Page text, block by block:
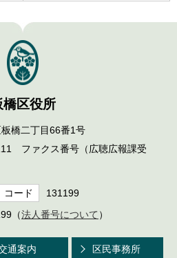
橋区役所
橋二丁目66番1号
ファクス番号（広聴広報課受
コード 131199
（法人番号について ）
通案内 区民事務所